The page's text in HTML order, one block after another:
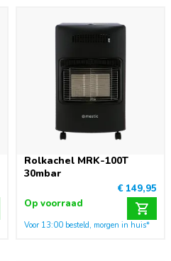
Rolkachel MRK-100T
30mbar
€ 149,95
Op voorraad
Voor 13:00 besteld, morgen in huis*